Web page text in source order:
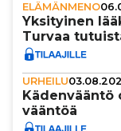
ELÄMÄNMENO
Yksi­tyi­nen
Turvaa
URHEILU
Käden­vääntö
vääntöä